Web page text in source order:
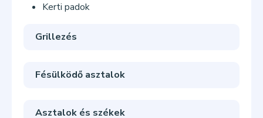
Kerti padok
Grillezés
Fésülködő asztalok
Asztalok és székek